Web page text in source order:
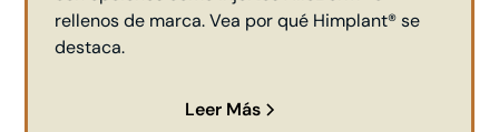
rellenos de marca. Vea por qué Himplant® se
destaca.
Leer Más